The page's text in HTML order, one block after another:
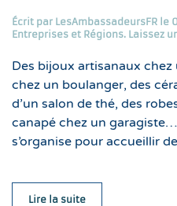
Écrit par LesAmbassadeursFR le
Entreprises et Régions. Laissez
Des bijoux artisanaux
chez un boulanger, des
d’un salon de thé, des
canapé chez un
s’organise pour accueillir
Lire la suite